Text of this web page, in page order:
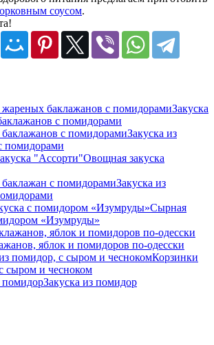
соусом.
Закуска
с помидорами
Закуска из
помидорами
Овощная закуска
Закуска из
Сырная
«Изумруды»
яблок и помидоров по-одесски
Корзинки
сыром и чесноком
Закуска из помидор